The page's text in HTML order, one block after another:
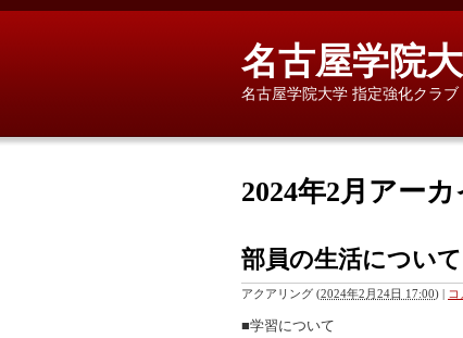
名古屋学院
名古屋学院大学 指定強化クラブ
2024年2月アー
部員の生活について
アクアリング (2024年2月24日 17:00) |
■学習について